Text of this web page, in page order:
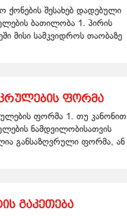
ხელშეკრულების
ქონების შესახებ დადებული
ბათილობა 1. პირის
მისი სამკვიდროს თაობაზე
ფორმა
ფორმა 1. თუ კანონით
ნამდვილობისათვის
განსაზღვრული ფორმა, ან
გაკეთება